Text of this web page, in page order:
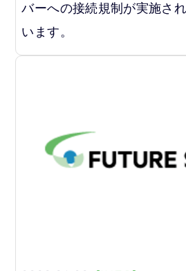
バーへの接続規制が実施さ
います。